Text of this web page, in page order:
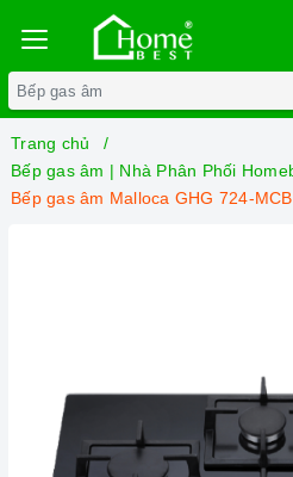
Trang chủ
Bếp gas âm | Nhà Phân Phối
Bếp gas âm Malloca GHG 724-MCB